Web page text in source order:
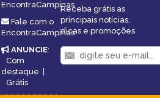
EncontraCampinas
Fale com o
EncontraCampinas
ANUNCIE:
Com
destaque |
Grátis
Receba grátis as
principais notícias,
dicas e promoções